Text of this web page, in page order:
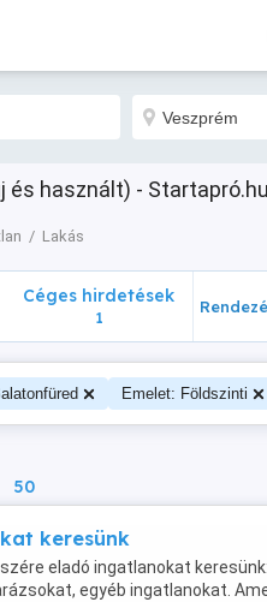
és használt) - Startapró.hu
Lakás
Céges hirdetések
1
Emelet: Földszinti
50
keresünk
eladó ingatlanokat
egyéb ingatlanokat.